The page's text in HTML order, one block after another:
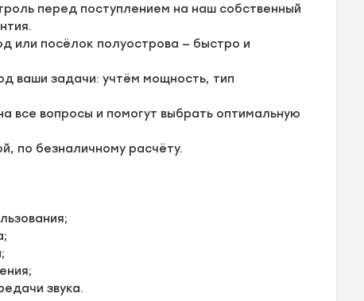
перед поступлением на наш собственный
или посёлок полуострова — быстро и
ваши задачи: учтём мощность, тип
все вопросы и помогут выбрать оптимальную
по безналичному расчёту.
звука.